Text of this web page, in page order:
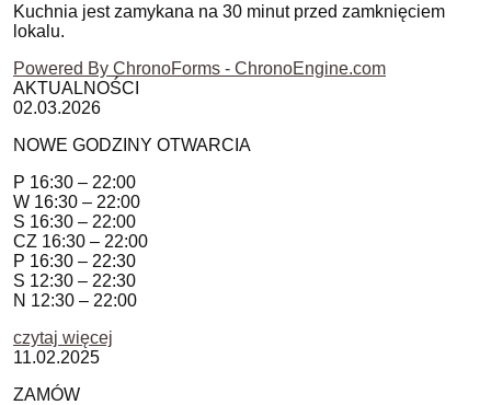
Kuchnia jest zamykana na 30 minut przed zamknięciem
lokalu.
Powered By ChronoForms - ChronoEngine.com
AKTUALNOŚCI
02.03.2026
NOWE GODZINY OTWARCIA
P 16:30 – 22:00
W 16:30 – 22:00
S 16:30 – 22:00
CZ 16:30 – 22:00
P 16:30 – 22:30
S 12:30 – 22:30
N 12:30 – 22:00
czytaj więcej
11.02.2025
ZAMÓW